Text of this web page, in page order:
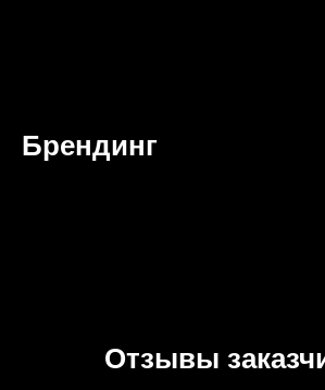
Брендинг
Отзывы